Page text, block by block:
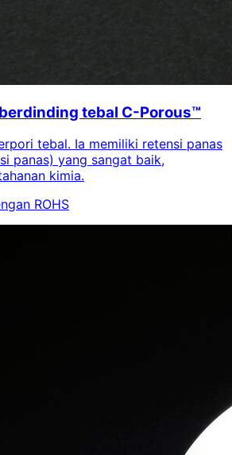
tebal C-Porous™
tebal. Ia memiliki retensi panas
panas) yang sangat baik,
kimia.
ROHS